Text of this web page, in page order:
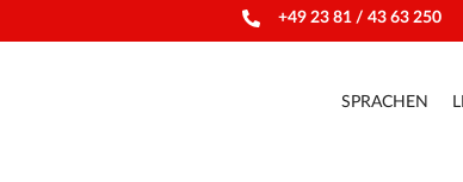
+49 23 81 / 43 63 250
SPRACHEN